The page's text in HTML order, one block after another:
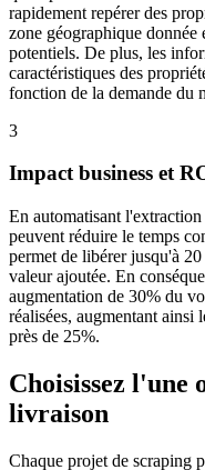
rapidement repérer des
zone géographique donnée
potentiels. De plus, les
caractéristiques des
fonction de la demande du
3
Impact business et
En automatisant
peuvent réduire le temps
permet de libérer jusqu'à
valeur ajoutée. En
augmentation de 30% du
réalisées, augmentant
près de 25%.
Choisissez l'une
livraison
Chaque projet de scraping